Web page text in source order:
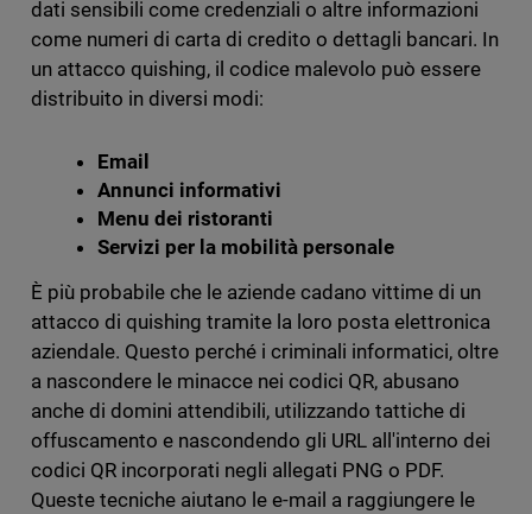
dati sensibili come credenziali o altre informazioni
come numeri di carta di credito o dettagli bancari. In
un attacco quishing, il codice malevolo può essere
distribuito in diversi modi:
Email
Annunci informativi
Menu dei ristoranti
Servizi per la mobilità personale
È più probabile che le aziende cadano vittime di un
attacco di quishing tramite la loro posta elettronica
aziendale. Questo perché i criminali informatici, oltre
a nascondere le minacce nei codici QR, abusano
anche di domini attendibili, utilizzando tattiche di
offuscamento e nascondendo gli URL all'interno dei
codici QR incorporati negli allegati PNG o PDF.
Queste tecniche aiutano le e-mail a raggiungere le